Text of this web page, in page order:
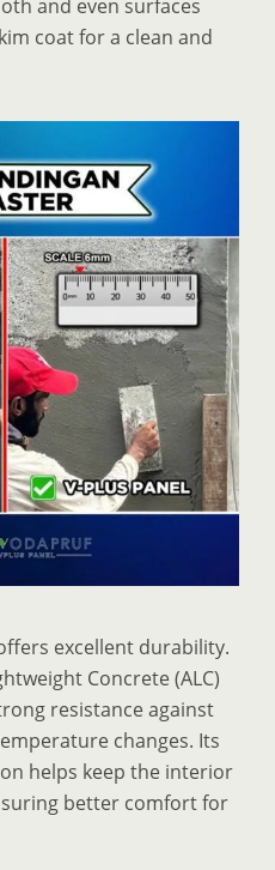
and even surfaces
coat for a clean and
excellent durability.
Concrete (ALC)
resistance against
changes. Its
helps keep the interior
better comfort for